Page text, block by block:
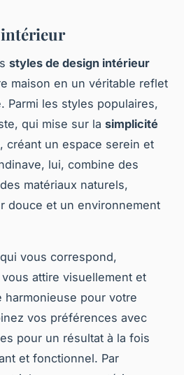
intérieur
styles de design intérieur
maison en un véritable reflet
Parmi les styles populaires,
qui mise sur la simplicité
créant un espace serein et
lui, combine des
matériaux naturels,
douce et un environnement
vous correspond,
attire visuellement et
harmonieuse pour votre
vos préférences avec
pour un résultat à la fois
et fonctionnel. Par